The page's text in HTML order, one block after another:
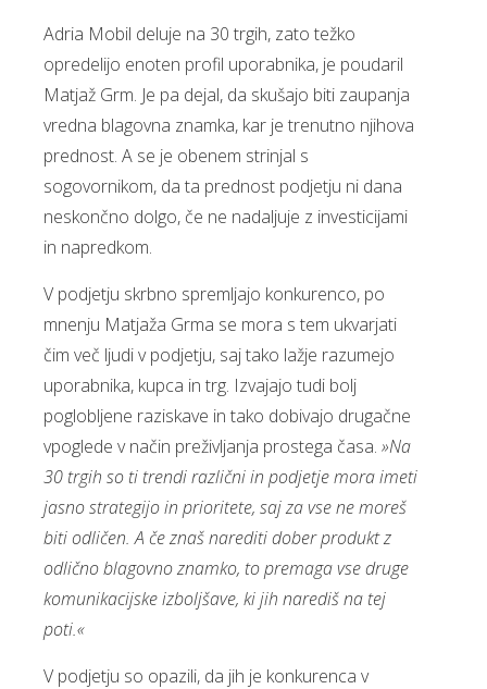
Adria Mobil deluje na 30 trgih, zato težko
opredelijo enoten profil uporabnika, je poudaril
Matjaž Grm. Je pa dejal, da skušajo biti zaupanja
vredna blagovna znamka, kar je trenutno njihova
prednost. A se je obenem strinjal s
sogovornikom, da ta prednost podjetju ni dana
neskončno dolgo, če ne nadaljuje z investicijami
in napredkom.
V podjetju skrbno spremljajo konkurenco, po
mnenju Matjaža Grma se mora s tem ukvarjati
čim več ljudi v podjetju, saj tako lažje razumejo
uporabnika, kupca in trg. Izvajajo tudi bolj
poglobljene raziskave in tako dobivajo drugačne
vpoglede v način preživljanja prostega časa. »Na
30 trgih so ti trendi različni in podjetje mora imeti
jasno strategijo in prioritete, saj za vse ne moreš
biti odličen. A če znaš narediti dober produkt z
odlično blagovno znamko, to premaga vse druge
komunikacijske izboljšave, ki jih narediš na tej
poti.«
V podjetju so opazili, da jih je konkurenca v